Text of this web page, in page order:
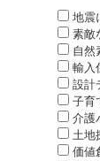
地震
素敵
自然
輸入
設計
子育
介護
土地
価値